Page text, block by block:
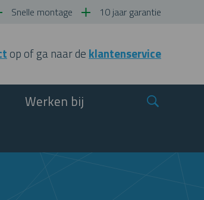
Snelle montage 10 jaar garantie
op of ga naar de klantenservice
Werken bij